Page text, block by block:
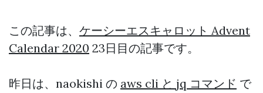
この記事は、 ケーシーエスキャロット Advent
Calendar 2020 23日目の記事です。
昨日は、naokishi の aws cli と jq コマンド で